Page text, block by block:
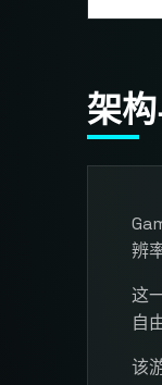
架构
辨
这
自
该